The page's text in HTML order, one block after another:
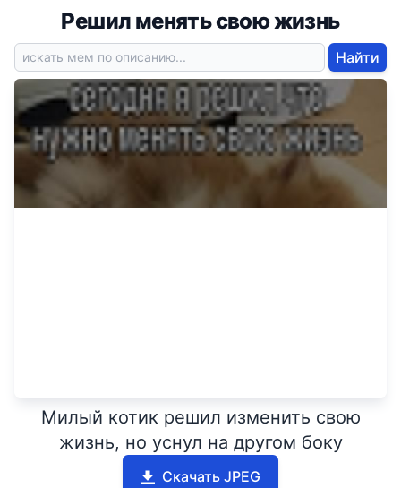
Решил менять свою жизнь
Найти
Милый котик решил изменить свою
жизнь, но уснул на другом боку
Скачать JPEG